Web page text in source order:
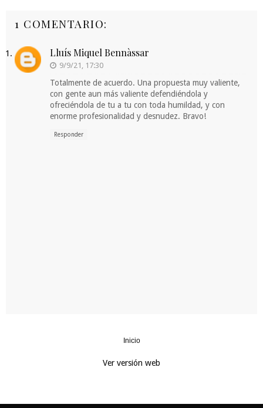
1 COMENTARIO:
Lluís Miquel Bennàssar
9/9/21, 17:30
Totalmente de acuerdo. Una propuesta muy valiente,
con gente aun más valiente defendiéndola y
ofreciéndola de tu a tu con toda humildad, y con
enorme profesionalidad y desnudez. Bravo!
Responder
Inicio
Ver versión web